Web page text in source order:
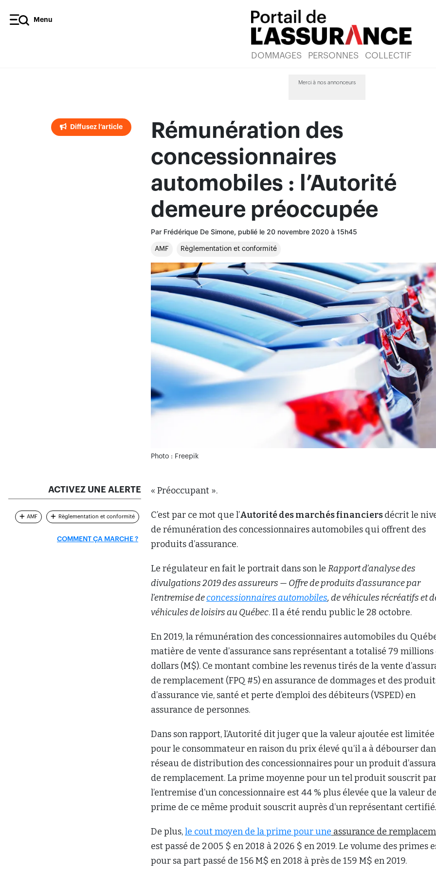
Menu
DOMMAGES PERSONNES COLLECTIF
Merci à nos annonceurs
Diffusez l’article
Rémunération des
concessionnaires
automobiles : l’Autorité
demeure préoccupée
Par Frédérique De Simone, publié le 20 novembre 2020 à 15h45
AMF Règlementation et conformité
Photo : Freepik
« Préoccupant ».
C’est par ce mot que l’Autorité des marchés financiersdécrit le
de rémunération des concessionnaires automobiles qui offrent des
produits d’assurance.
Le régulateur en fait le portrait dans son le Rapport d’analyse des
divulgations 2019 des assureurs — Offre de produits d’assurance par
l’entremise deconcessionnaires automobiles, de véhicules récréatifs et
véhicules de loisirs au Québec. Il a été rendu public le 28 octobre.
En 2019, la rémunération des concessionnaires automobiles du
matière de vente d’assurance sans représentant a totalisé 79 millions
dollars (M$). Ce montant combine les revenus tirés de la vente
de remplacement (FPQ #5) en assurance de dommages et des
d’assurance vie, santé et perte d’emploi des débiteurs (VSPED) en
assurance de personnes.
Dans son rapport, l’Autorité dit juger que la valeur ajoutée est limitée
pour le consommateur en raison du prix élevé qu’il a à débourser
réseau de distribution des concessionnaires pour un produit
de remplacement. La prime moyenne pour un tel produit souscrit
l’entremise d’un concessionnaire est 44 % plus élevée que la valeur
prime de ce même produit souscrit auprès d’un représentant certifié.
De plus,le cout moyen de la prime pour une assurance de
est passé de 2 005 $ en 2018 à 2 026 $ en 2019. Le volume des primes
pour sa part passé de 156 M$ en 2018 à près de 159 M$ en 2019.
ACTIVEZ UNE ALERTE
AMF Règlementation et conformité
COMMENT ÇA MARCHE ?